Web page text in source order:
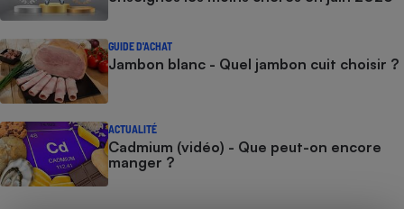
GUIDE D'ACHAT
Jambon blanc - Quel jambon cuit choisir ?
ACTUALITÉ
Cadmium (vidéo) - Que peut-on encore
manger ?